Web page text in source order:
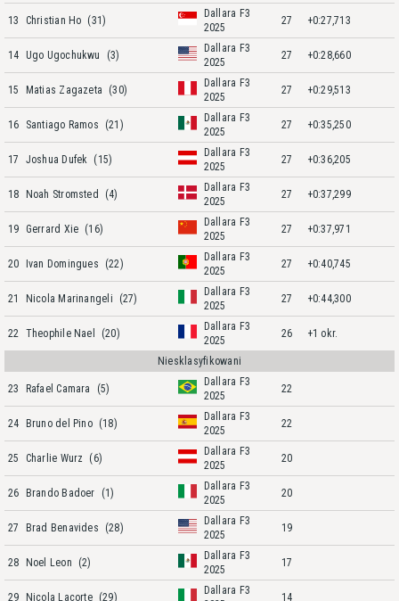
13 Christian Ho (31)
Dallara F3
2025
27 +0:27,713
14 Ugo Ugochukwu (3)
Dallara F3
2025
27 +0:28,660
15 Matias Zagazeta (30)
Dallara F3
2025
27 +0:29,513
16 Santiago Ramos (21)
Dallara F3
2025
27 +0:35,250
17 Joshua Dufek (15)
Dallara F3
2025
27 +0:36,205
18 Noah Stromsted (4)
Dallara F3
2025
27 +0:37,299
19 Gerrard Xie (16)
Dallara F3
2025
27 +0:37,971
20 Ivan Domingues (22)
Dallara F3
2025
27 +0:40,745
21 Nicola Marinangeli (27)
Dallara F3
2025
27 +0:44,300
22 Theophile Nael (20)
Dallara F3
2025
26 +1 okr.
Niesklasyfikowani
23 Rafael Camara (5)
Dallara F3
2025
22
24 Bruno del Pino (18)
Dallara F3
2025
22
25 Charlie Wurz (6)
Dallara F3
2025
20
26 Brando Badoer (1)
Dallara F3
2025
20
27 Brad Benavides (28)
Dallara F3
2025
19
28 Noel Leon (2)
Dallara F3
2025
17
29 Nicola Lacorte (29)
Dallara F3
14